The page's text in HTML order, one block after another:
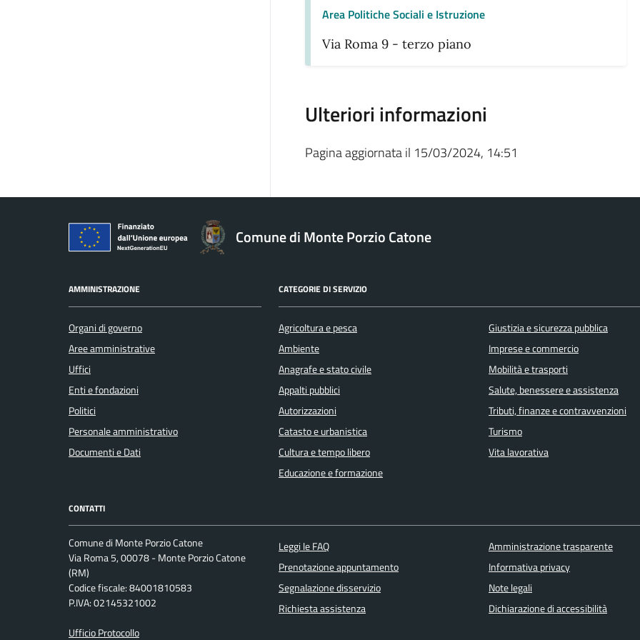
Area Politiche Sociali e Istruzione
Via Roma 9 - terzo piano
Ulteriori informazioni
Pagina aggiornata il 15/03/2024, 14:51
Comune di Monte Porzio Catone
AMMINISTRAZIONE
Organi di governo
Aree amministrative
Uffici
Enti e fondazioni
Politici
Personale amministrativo
Documenti e Dati
CATEGORIE DI SERVIZIO
Agricoltura e pesca
Ambiente
Anagrafe e stato civile
Appalti pubblici
Autorizzazioni
Catasto e urbanistica
Cultura e tempo libero
Educazione e formazione
Giustizia e sicurezza pubblica
Imprese e commercio
Mobilità e trasporti
Salute, benessere e assistenza
Tributi, finanze e contravvenzioni
Turismo
Vita lavorativa
CONTATTI
Comune di Monte Porzio Catone
Via Roma 5, 00078 - Monte Porzio Catone
(RM)
Codice fiscale: 84001810583
P.IVA: 02145321002
Ufficio Protocollo
Leggi le FAQ
Prenotazione appuntamento
Segnalazione disservizio
Richiesta assistenza
Amministrazione trasparente
Informativa privacy
Note legali
Dichiarazione di accessibilità